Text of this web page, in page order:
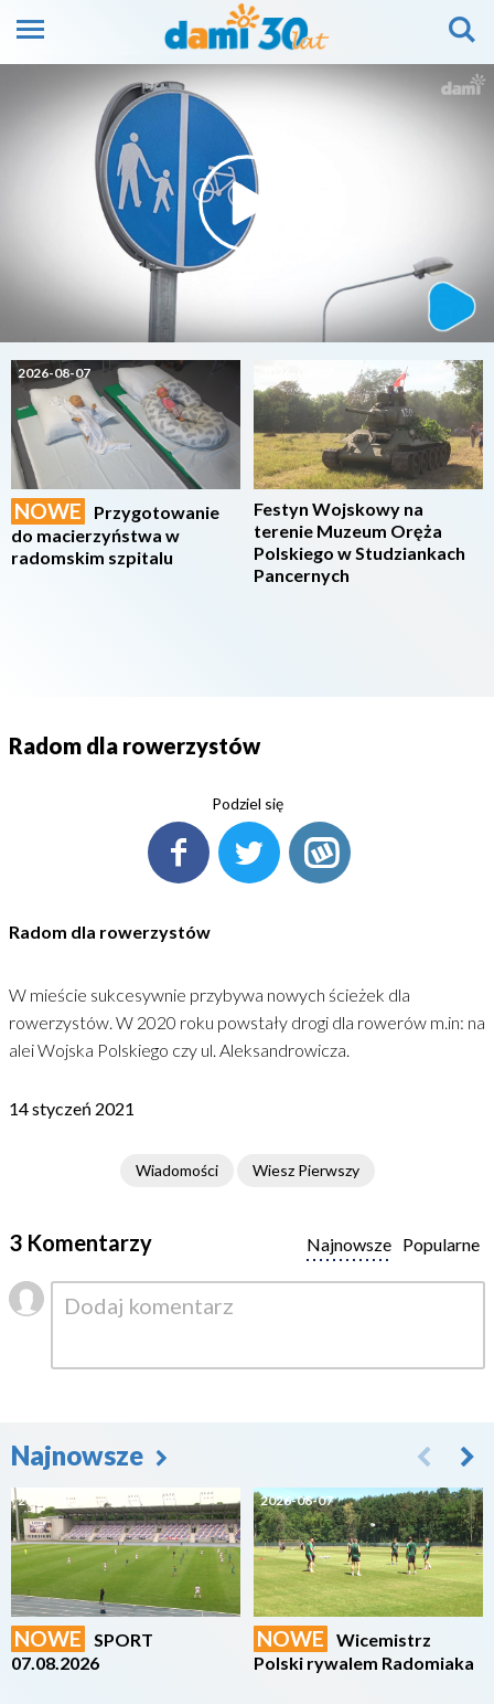
2026-08-07
NOWE
Przygotowanie
do macierzyństwa w
radomskim szpitalu
Festyn Wojskowy na
terenie Muzeum Oręża
Polskiego w Studziankach
Pancernych
Radom dla rowerzystów
Podziel się
Radom dla rowerzystów
W mieście sukcesywnie przybywa nowych ścieżek dla
rowerzystów. W 2020 roku powstały drogi dla rowerów m.in: na
alei Wojska Polskiego czy ul. Aleksandrowicza.
14 styczeń 2021
Wiadomości Wiesz Pierwszy
3 Komentarzy Popularne
Najnowsze
Najnowsze
2026-08-07
NOWE
SPORT
07.08.2026
2026-08-07
NOWE
Wicemistrz
Polski rywalem Radomiaka